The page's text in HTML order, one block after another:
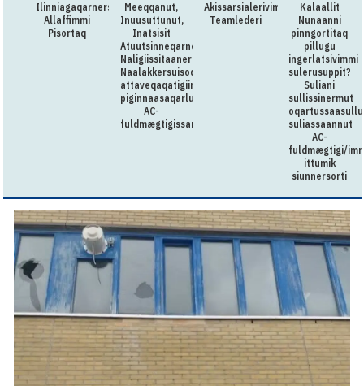
Ilinniagaqarnersiuteqartitsivimmi
Allaffimmi
Pisortaq
Meeqqanut,
Inuusuttunut,
Inatsisit
Atuutsinneqarnerannut
Naligiissitaanermullu
Naalakkersuisoqarfik
attaveqaqatigiinnermut
piginnaasaqarluartumik
AC-
fuldmægtigissarsiorpoq
Akissarsialerivimmi
Teamlederi
Kalaallit
Nunaanni
pinngortitaq
pillugu
ingerlatsivimmi
sulerusuppit?
Suliani
sullissinermut
oqartussaasullu
suliassaannut
AC-
fuldmægtigi/
ittumik
siunnersorti